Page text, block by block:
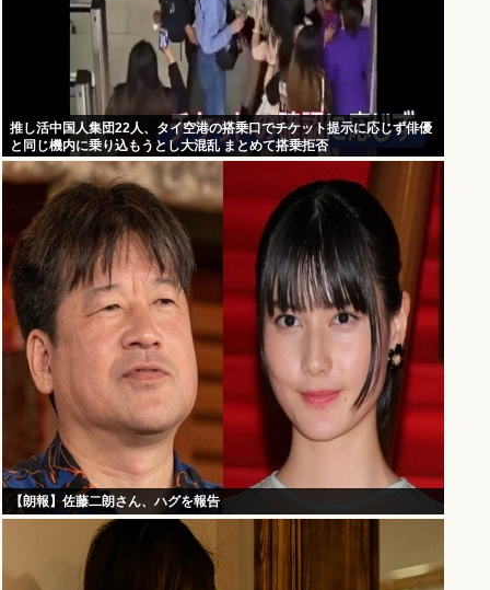
推し活中国人集団22人、タイ空港の搭乗口でチケット提示に応じず俳優
と同じ機内に乗り込もうとし大混乱 まとめて搭乗拒否
【朗報】佐藤二朗さん、ハグを報告